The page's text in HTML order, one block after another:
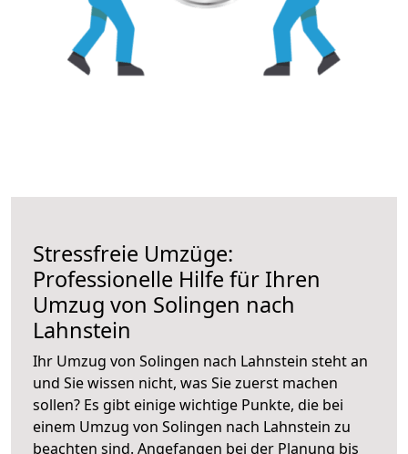
Stressfreie Umzüge:
Professionelle Hilfe für Ihren
Umzug von Solingen nach
Lahnstein
Ihr Umzug von Solingen nach Lahnstein steht an
und Sie wissen nicht, was Sie zuerst machen
sollen? Es gibt einige wichtige Punkte, die bei
einem Umzug von Solingen nach Lahnstein zu
beachten sind. Angefangen bei der Planung bis